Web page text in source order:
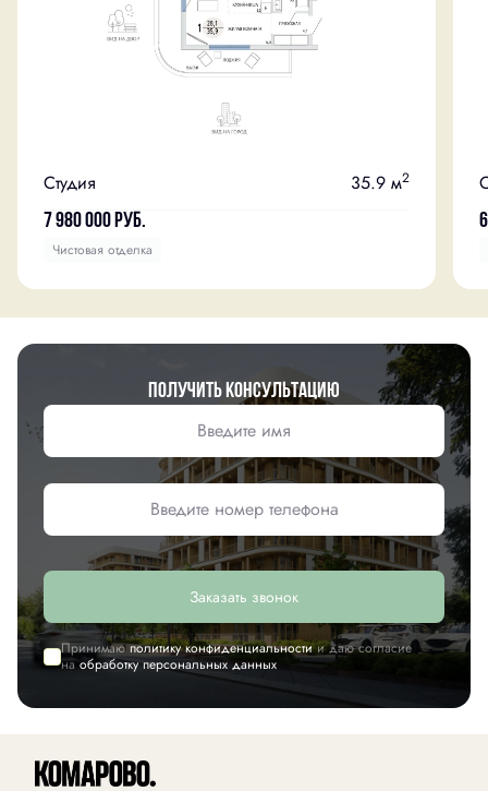
Студия 35.9 м2
7 980 000руб.
Чистовая отделка
Получить консультацию
Заказать звонок
Принимаюполитику конфиденциальностии даю согласие
наобработку персональных данных